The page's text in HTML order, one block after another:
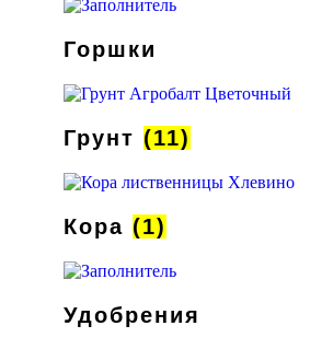
Горшки
Грунт (11)
Кора (1)
Удобрения